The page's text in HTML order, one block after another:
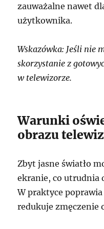
zauważalne nawet
użytkownika.
Wskazówka: Jeśli nie
skorzystanie z
w telewizorze.
Warunki
obrazu
Zbyt jasne światło
ekranie, co utrudnia
W praktyce
redukuje zmęczenie